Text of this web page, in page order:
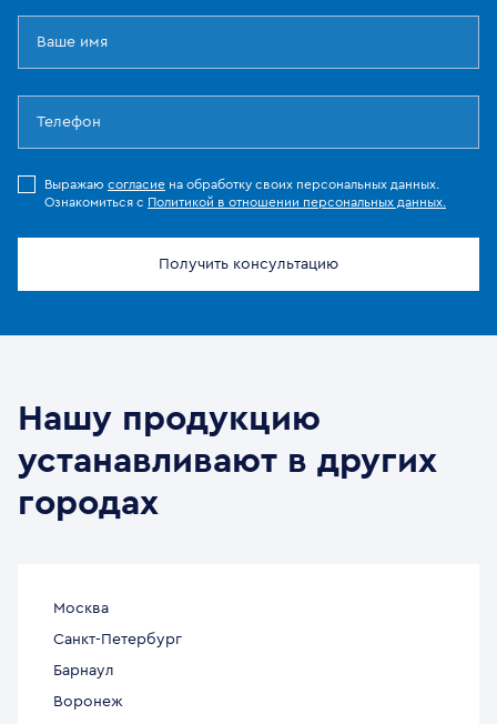
Выражаю согласие на обработку своих персональных данных.
Ознакомиться с Политикой в отношении персональных данных.
Получить консультацию
Нашу продукцию
устанавливают в других
городах
Москва
Санкт-Петербург
Барнаул
Воронеж